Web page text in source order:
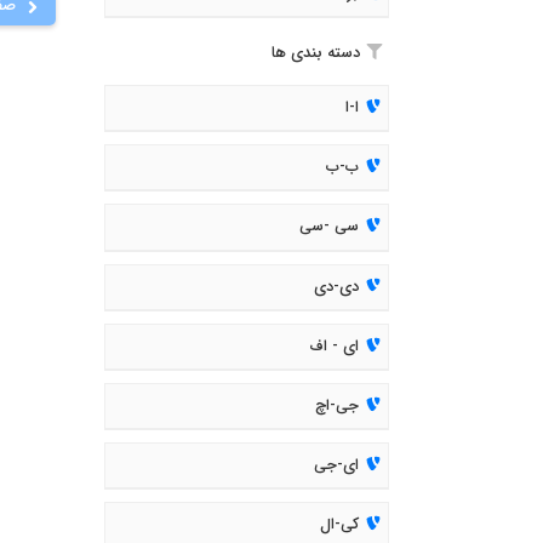
دسته بندی ها
ا-ا
ب-ب
سی -سی
دی-دی
ای - اف
جی-اچ
ای-جی
کی-ال